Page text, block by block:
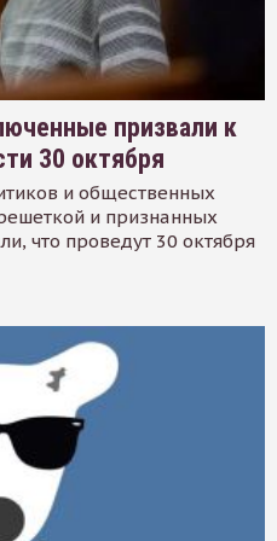
призвали к
30 октября
и общественных
и признанных
что проведут 30 октября